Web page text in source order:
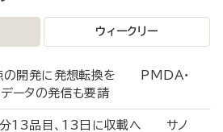
ウィークリー
の開発に発想転換を PMDA・
ータの発信も要請
分13品目、13日に収載へ サノ